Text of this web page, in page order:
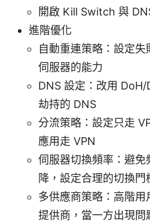
開啟 Kill Switch 與
進階優化
自動重連策略：設定
伺服器的能力
DNS 設定：改用 DoH/
劫持的 DNS
分流策略：設定只走
應用走 VPN
伺服器切換頻率：避
降，設定合理的切換門
多供應商策略：高階
提供商，當一方出現問